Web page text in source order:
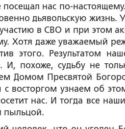
нас по-
дьявольскую жизнь.
в СВО и при этом
Хотя даже уважаемый
этого. Результатом
И, похоже, судьбу не
Домом Пресвятой
восторгом узнаем об
нас. И тогда все
пыльцой.